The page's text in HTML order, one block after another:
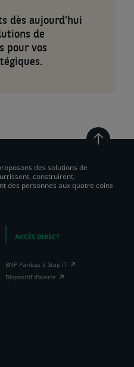
dès aujourd’hui
de
pour vos
des solutions de
construirent,
des personnes aux quatre coins
ACCÈS DIRECT
BNP Paribas 3 Step IT
Dispositif d'alerte